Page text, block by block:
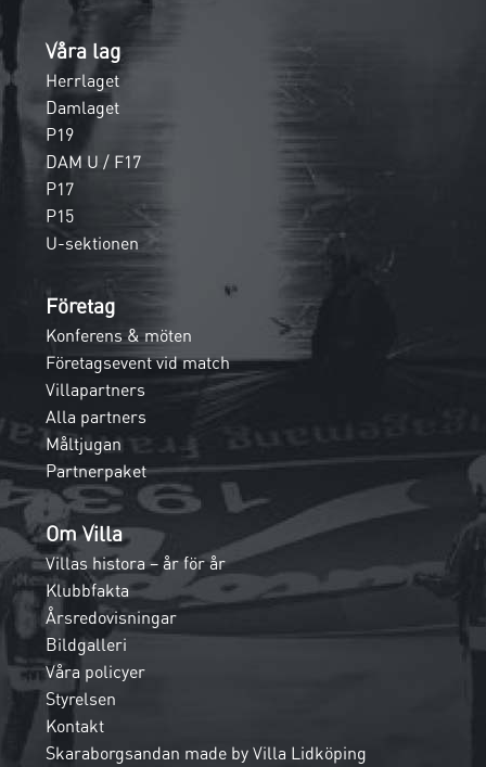
Våra lag
Herrlaget
Damlaget
P19
DAM U / F17
P17
P15
U-sektionen
Företag
Konferens & möten
Företagsevent vid match
Villapartners
Alla partners
Måltjugan
Partnerpaket
Om Villa
Villas histora – år för år
Klubbfakta
Årsredovisningar
Bildgalleri
Våra policyer
Styrelsen
Kontakt
Skaraborgsandan made by Villa Lidköping